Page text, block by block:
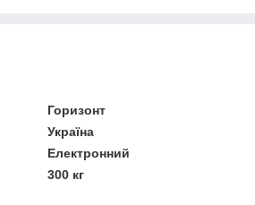
Горизонт
Україна
Електронний
300 кг